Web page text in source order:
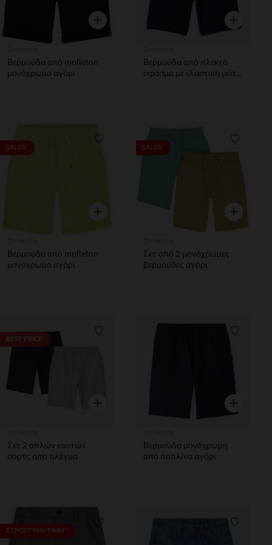
Γρήγορη επισκόπηση
Βερμούδα από molleton
μονόχρωμο αγόρι
Γρήγορη
Βερμούδα από πλεκτό
ύφασμα με ελαστική μέση
SALES* Λίστα προτιμήσεων
Γρήγορη επισκόπηση
Βερμούδα από molleton
μονόχρωμο αγόρι
SALES*
Γρήγορη
Σετ από 2 μονόχρωμες
βερμούδες αγόρι
BEST PRICE* Λίστα προτιμήσεων
Γρήγορη επισκόπηση
Σετ 2 απλών κοντών
σορτς από πλέγμα
Γρήγορη
Βερμούδα μονόχρωμη
από ποπλίνα αγόρι
ΣΤΡΟΓΓΥΛΗ ΤΙΜΗ** Λίστα προτιμήσεων